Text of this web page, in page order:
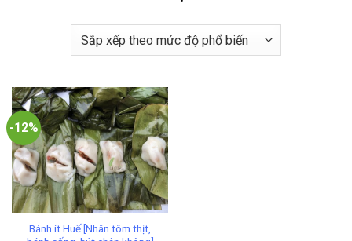
-12%
Bánh ít Huế [Nhân tôm thịt,